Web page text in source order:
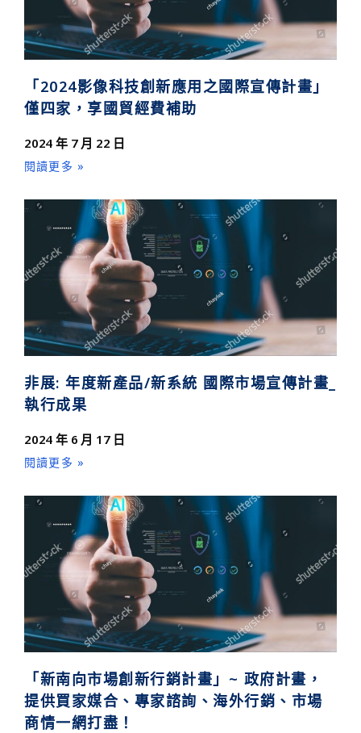
「2024影像科技創新應用之國際宣傳計畫」
僅四家，享國貿經費補助
2024 年 7 月 22 日
閱讀更多 »
非展: 年度新產品/新系統 國際市場宣傳計畫_
執行成果
2024 年 6 月 17 日
閱讀更多 »
「新南向市場創新行銷計畫」~ 政府計畫，
提供買家媒合、專家諮詢、海外行銷、市場
商情一網打盡！